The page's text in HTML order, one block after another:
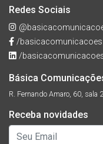
Redes Sociais
/basicacomunicacoes
/
Básica
R. Fernando Amaro, 60,
Receba novidades